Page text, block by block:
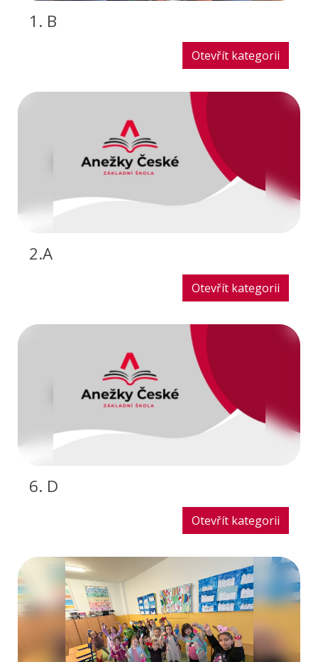
1. B
Otevřít kategorii
2.A
Otevřít kategorii
6. D
Otevřít kategorii